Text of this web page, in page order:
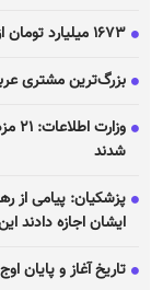
۱۶۷۳ میلیارد تومان از اموال تراستی‌ها تهاتر شد
بزرگ‌ترین مشتری
شدند
پزشکیان: پیامی از
ایشان اجازه دادند
تاریخ آغاز و پایان